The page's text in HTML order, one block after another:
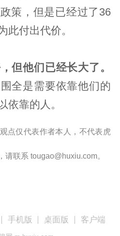
策，但是已经过了36
此付出代价。
但他们已经长大了。
全是需要依靠他们的
依靠的人。
点仅代表作者本人，不代表虎
联系 tougao@huxiu.com。
手机版 桌面版 客户端